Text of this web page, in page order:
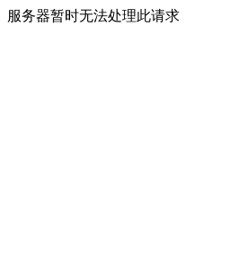
服务器暂时无法处理此请求